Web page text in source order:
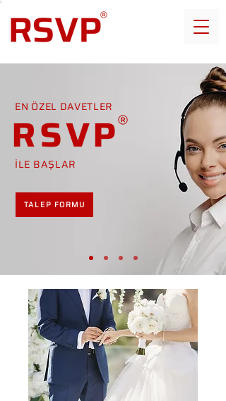
EN ÖZEL DAVETLER
RSVP
İLE BAŞLAR
TALEP FORMU